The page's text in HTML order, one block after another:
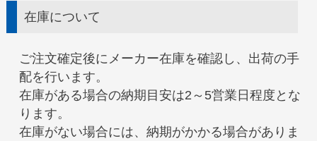
在庫について
ご注文確定後にメーカー在庫を確認し、出荷の手
配を行います。
在庫がある場合の納期目安は2～5営業日程度とな
ります。
在庫がない場合には、納期がかかる場合がありま